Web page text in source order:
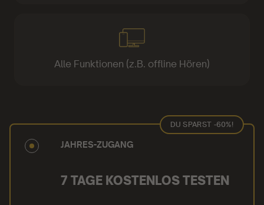
Alle Funktionen (z.B. offline Hören)
JAHRES-ZUGANG
7 TAGE KOSTENLOS TESTEN
DU SPARST -60%!